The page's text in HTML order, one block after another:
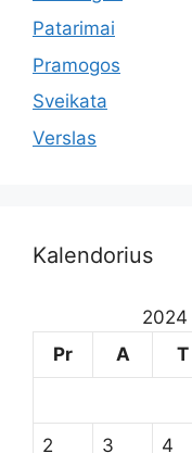
Patarimai
Pramogos
Sveikata
Verslas
Kalendorius
2024
Pr
A T
2 3 4